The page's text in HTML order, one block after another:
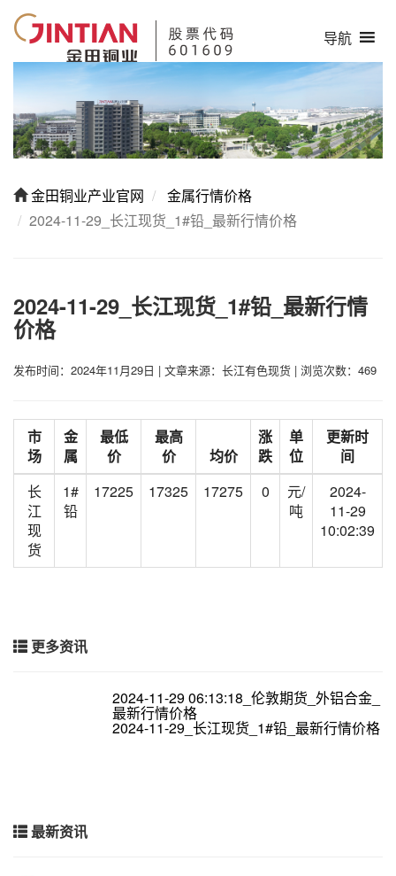
导航
金田铜业产业官网
金属行情价格
2024-11-29_长江现货_1#铅_最新行情价格
2024-11-29_长江现货_1#铅_最新行情
价格
发布时间：2024年11月29日 | 文章来源：长江有色现货 | 浏览次数：469
市
场
金
属
最低
价
最高
价
均价
涨
跌
单
位
更新时
间
长
江
现
货
1#
铅
17225 17325 17275 0
元/
吨
2024-
11-29
10:02:39
更多资讯
2024-11-29 06:13:18_伦敦期货_外铝合金_
最新行情价格
2024-11-29_长江现货_1#铅_最新行情价格
最新资讯